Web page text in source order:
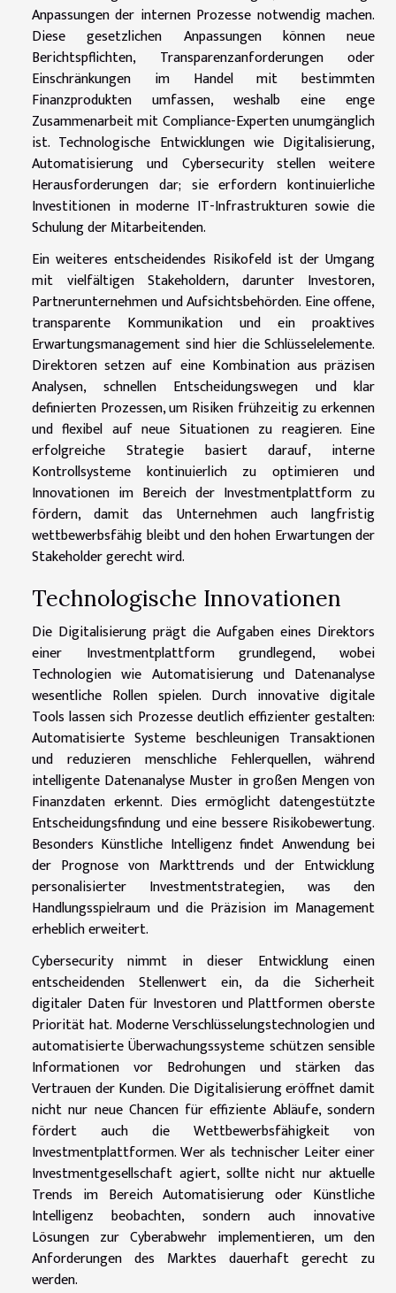
Anpassungen der internen Prozesse notwendig machen.
Diese gesetzlichen Anpassungen können neue
Berichtspflichten, Transparenzanforderungen oder
Einschränkungen im Handel mit bestimmten
Finanzprodukten umfassen, weshalb eine enge
Zusammenarbeit mit Compliance-Experten unumgänglich
ist. Technologische Entwicklungen wie Digitalisierung,
Automatisierung und Cybersecurity stellen weitere
Herausforderungen dar; sie erfordern kontinuierliche
Investitionen in moderne IT-Infrastrukturen sowie die
Schulung der Mitarbeitenden.
Ein weiteres entscheidendes Risikofeld ist der Umgang
mit vielfältigen Stakeholdern, darunter Investoren,
Partnerunternehmen und Aufsichtsbehörden. Eine offene,
transparente Kommunikation und ein proaktives
Erwartungsmanagement sind hier die Schlüsselelemente.
Direktoren setzen auf eine Kombination aus präzisen
Analysen, schnellen Entscheidungswegen und klar
definierten Prozessen, um Risiken frühzeitig zu erkennen
und flexibel auf neue Situationen zu reagieren. Eine
erfolgreiche Strategie basiert darauf, interne
Kontrollsysteme kontinuierlich zu optimieren und
Innovationen im Bereich der Investmentplattform zu
fördern, damit das Unternehmen auch langfristig
wettbewerbsfähig bleibt und den hohen Erwartungen der
Stakeholder gerecht wird.
Technologische Innovationen
Die Digitalisierung prägt die Aufgaben eines Direktors
einer Investmentplattform grundlegend, wobei
Technologien wie Automatisierung und Datenanalyse
wesentliche Rollen spielen. Durch innovative digitale
Tools lassen sich Prozesse deutlich effizienter gestalten:
Automatisierte Systeme beschleunigen Transaktionen
und reduzieren menschliche Fehlerquellen, während
intelligente Datenanalyse Muster in großen Mengen von
Finanzdaten erkennt. Dies ermöglicht datengestützte
Entscheidungsfindung und eine bessere Risikobewertung.
Besonders Künstliche Intelligenz findet Anwendung bei
der Prognose von Markttrends und der Entwicklung
personalisierter Investmentstrategien, was den
Handlungsspielraum und die Präzision im Management
erheblich erweitert.
Cybersecurity nimmt in dieser Entwicklung einen
entscheidenden Stellenwert ein, da die Sicherheit
digitaler Daten für Investoren und Plattformen oberste
Priorität hat. Moderne Verschlüsselungstechnologien und
automatisierte Überwachungssysteme schützen sensible
Informationen vor Bedrohungen und stärken das
Vertrauen der Kunden. Die Digitalisierung eröffnet damit
nicht nur neue Chancen für effiziente Abläufe, sondern
fördert auch die Wettbewerbsfähigkeit von
Investmentplattformen. Wer als technischer Leiter einer
Investmentgesellschaft agiert, sollte nicht nur aktuelle
Trends im Bereich Automatisierung oder Künstliche
Intelligenz beobachten, sondern auch innovative
Lösungen zur Cyberabwehr implementieren, um den
Anforderungen des Marktes dauerhaft gerecht zu
werden.